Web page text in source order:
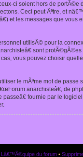
ci soient hors de
Ceci peut Ãªtre, et
et les messages que
utilisÃ© pour la
sont
vous pouvez choisir
le mÃªme mot de passe
anarchisteâ€, de
fournie par le
Lâ€™Ã©quipe du forum •